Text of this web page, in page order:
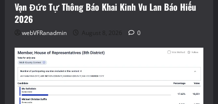
Vạn Đức Tự Thông Báo Khai Kinh Vu Lan Báo Hiếu
2026
webVFRanadmin August 8, 2026 0